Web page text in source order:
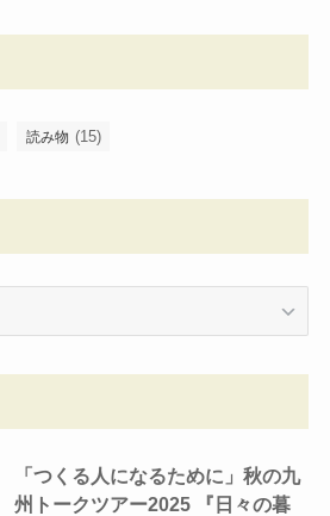
読み物 (15)
「つくる人になるために」秋の九
州トークツアー2025 『日々の暮